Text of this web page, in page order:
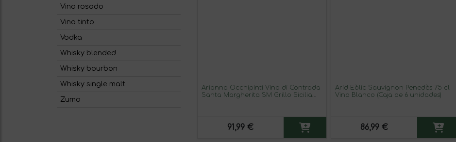
Vino rosado
Vino tinto
Vodka
Whisky blended
Whisky bourbon
Whisky single malt
Zumo
Arianna Occhipinti Vino di Contrada
Santa Margherita SM Grillo Sicilia
91,99 €
Àrid Eòlic Sauvignon Penedès 75 cl
Vino Blanco (Caja de 6 unidades)
86,99 €